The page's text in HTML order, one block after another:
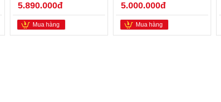
5.890.000đ
Mua hàng
5.000.000đ
Mua hàng